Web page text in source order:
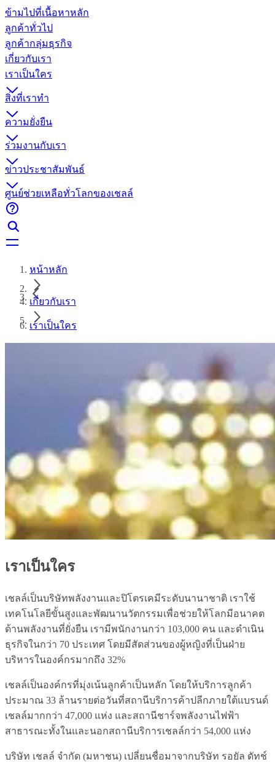
ข้ามไปที่เนื้อหาหลัก
ลูกค้าทั่วไป
ลูกค้ากลุ่มธุรกิจ
เกี่ยวกับเรา
เราเป็นใคร
สิ่งที่เราทำ
ความยั่งยืน
ร่วมงานกับเรา
ข่าวประชาสัมพันธ์
ศูนย์ช่วยเหลือทั่วโลกของเชลล์
หน้าหลัก
เกี่ยวกับเรา
เราเป็นใคร
เราเป็นใคร
เชลล์เป็นบริษัทพลังงานและปิโตรเคมีระดับนานาชาติ เราใช้
เทคโนโลยีขั้นสูงและพัฒนานวัตกรรมเพื่อช่วยให้โลกมีอนาคต
ด้านพลังงานที่ยั่งยืน เรามีพนักงานกว่า 103,000 คน และดำเนิน
ธุรกิจในกว่า 70 ประเทศ โดยมีสัดส่วนของผู้หญิงที่เป็นฝ่าย
บริหารในองค์กรมากถึง 32%
เชลล์เป็นองค์กรที่มุ่งเน้นลูกค้าเป็นหลัก โดยให้บริการลูกค้า
ประมาณ 33 ล้านรายต่อวันที่สถานีบริการค้าปลีกภายใต้แบรนด์
เชลล์มากกว่า 47,000 แห่ง และสถานีชาร์จพลังงานไฟฟ้า
สาธารณะทั้งในและนอกสถานีบริการเชลล์กว่า 54,000 แห่ง
บริษัท เชลล์ จำกัด (มหาชน) เปลี่ยนชื่อมาจากบริษัท รอยัล ดัทช์